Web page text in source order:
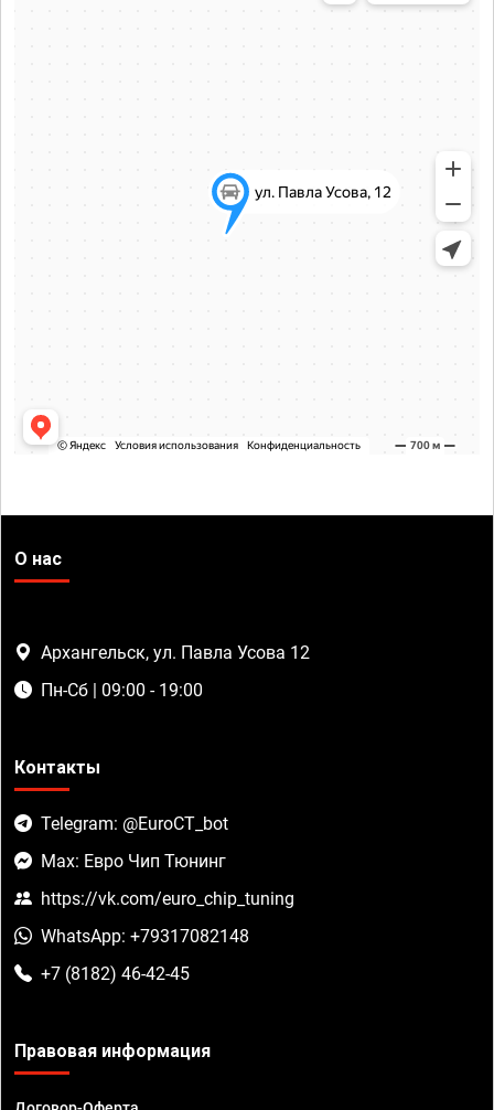
О нас
Архангельск, ул. Павла Усова 12
Пн-Сб | 09:00 - 19:00
Контакты
Telegram: @EuroCT_bot
Max: Евро Чип Тюнинг
https://vk.com/euro_chip_tuning
WhatsApp: +79317082148
+7 (8182) 46-42-45
Правовая информация